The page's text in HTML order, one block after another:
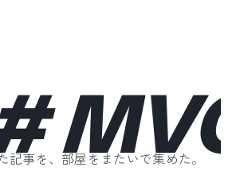
記事を、部屋をまたいで集めた。